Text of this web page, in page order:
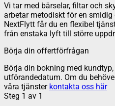
Vi tar med bärselar, filtar och
arbetar metodiskt för en smidig
NextFlytt får du en flexibel
från enstaka lyft till större
Börja din offertförfrågan
Börja din bokning med
utförandedatum. Om du
våra tjänster kontakta oss här
Steg 1 av 1